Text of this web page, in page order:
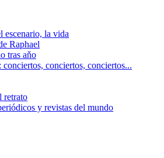
escenario, la vida
Raphael
tras aňo
сonciertos, сonciertos...
retrato
y revistas del mundo